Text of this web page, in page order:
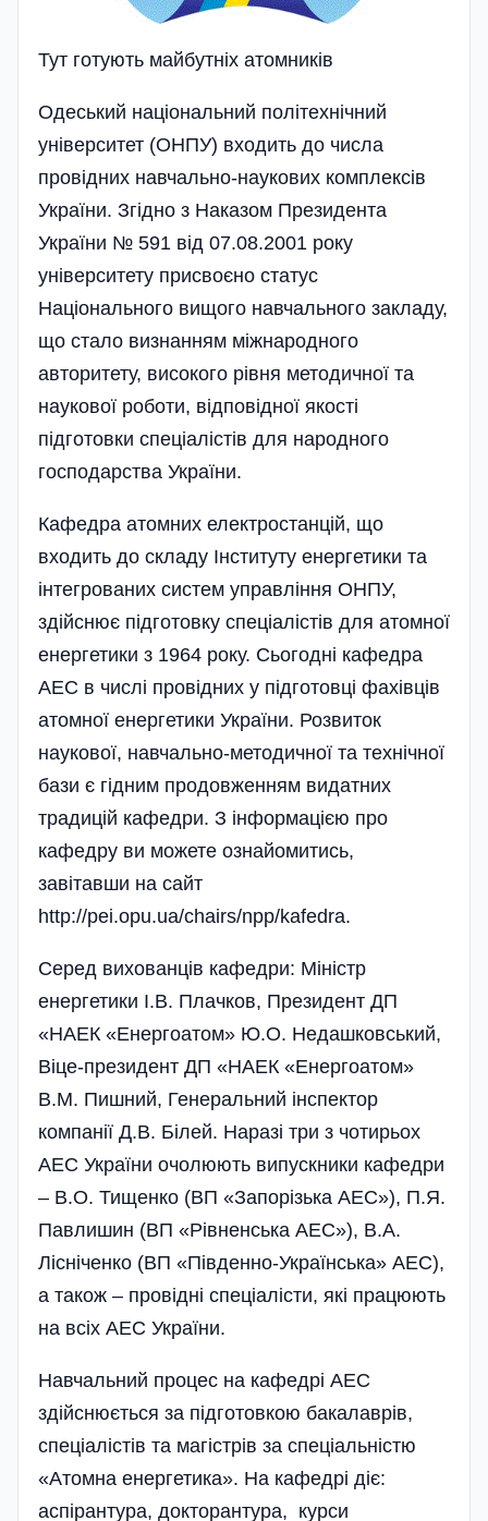
Тут готують майбутнiх атомникiв
Одеський національний політехнічний
університет (ОНПУ) входить до числа
провідних навчально-наукових комплексів
України. Згідно з Наказом Президента
України № 591 від 07.08.2001 року
університету присвоєно статус
Національного вищого навчального закладу,
що стало визнанням міжнародного
авторитету, високого рівня методичної та
наукової роботи, відповідної якості
підготовки спеціалістів для народного
господарства України.
Кафедра атомних електростанцій, що
входить до складу Інституту енергетики та
інтегрованих систем управління ОНПУ,
здійснює підготовку спеціалістів для атомної
енергетики з 1964 року. Сьогодні кафедра
АЕС в числі провідних у підготовці фахівців
атомної енергетики України. Розвиток
наукової, навчально-методичної та технічної
бази є гідним продовженням видатних
традицій кафедри. З інформацією про
кафедру ви можете ознайомитись,
завітавши на сайт
http://pei.opu.ua/chairs/npp/kafedra.
Серед вихованців кафедри: Міністр
енергетики І.В. Плачков, Президент ДП
«НАЕК «Енергоатом» Ю.О. Недашковський,
Віце-президент ДП «НАЕК «Енергоатом»
В.М. Пишний, Генеральний інспектор
компанії Д.В. Білей. Наразі три з чотирьох
АЕС України очолюють випускники кафедри
– В.О. Тищенко (ВП «Запорізька АЕС»), П.Я.
Павлишин (ВП «Рівненська АЕС»), В.А.
Лісніченко (ВП «Південно-Українська» АЕС),
а також – провідні спеціалісти, які працюють
на всіх АЕС України.
Навчальний процес на кафедрі АЕС
здійснюється за підготовкою бакалаврів,
спеці­алістів та магістрів за спеці­альністю
«Атомна енергетика». На кафедрі діє:
аспірантура, докторантура, курси